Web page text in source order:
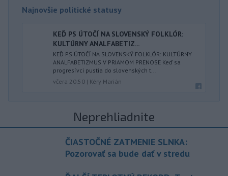
Najnovšie politické statusy
KEĎ PS ÚTOČÍ NA SLOVENSKÝ FOLKLÓR:
KULTÚRNY ANALFABETIZ...
KEĎ PS ÚTOČÍ NA SLOVENSKÝ FOLKLÓR: KULTÚRNY
ANALFABETIZMUS V PRIAMOM PRENOSE Keď sa
progresívci pustia do slovenských t...
včera 20:50 | Kéry Marián
Neprehliadnite
ČIASTOČNÉ ZATMENIE SLNKA:
Pozorovať sa bude dať v stredu